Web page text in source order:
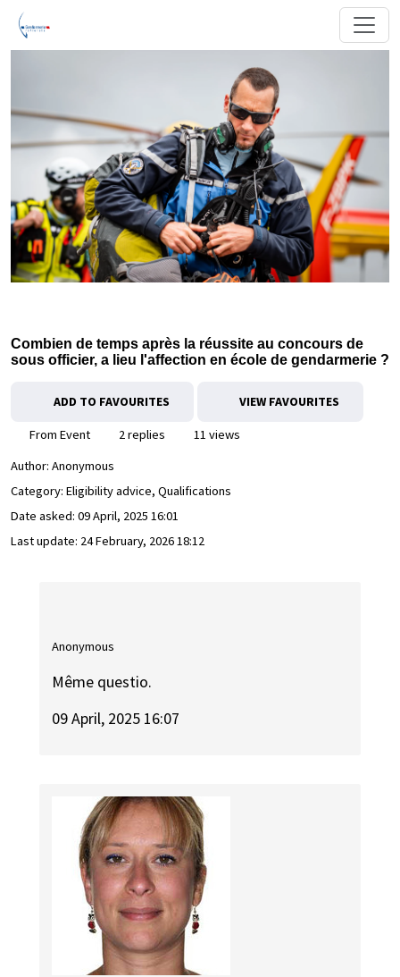
Combien de temps après la réussite au concours de
sous officier, a lieu l'affection en école de gendarmerie ?
ADD TO FAVOURITES VIEW FAVOURITES
From Event 2 replies
11 views
Author: Anonymous
Category: Eligibility advice, Qualifications
Date asked: 09 April, 2025 16:01
Last update: 24 February, 2026 18:12
Anonymous
Même questio.
09 April, 2025 16:07